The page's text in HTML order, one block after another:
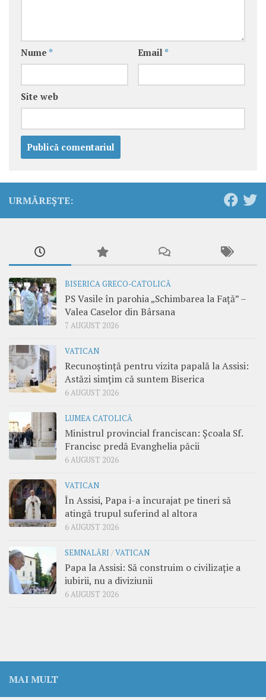
Nume * Email *
Site web
URMĂREȘTE:
BISERICA GRECO-CATOLICĂ
PS Vasile în parohia „Schimbarea la Față” –
Valea Caselor din Bârsana
7 AUGUST 2026
VATICAN
Recunoștință pentru vizita papală la Assisi:
Astăzi simțim că suntem Biserica
6 AUGUST 2026
LUMEA CATOLICĂ
Ministrul provincial franciscan: Școala Sf.
Francisc predă Evanghelia păcii
6 AUGUST 2026
VATICAN
În Assisi, Papa i-a încurajat pe tineri să
atingă trupul suferind al altora
6 AUGUST 2026
SEMNALĂRI /VATICAN
Papa la Assisi: Să construim o civilizație a
iubirii, nu a diviziunii
6 AUGUST 2026
MAI MULT